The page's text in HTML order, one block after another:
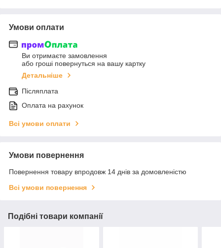
Умови оплати
Ви отримаєте замовлення
або гроші повернуться на вашу картку
Детальніше
Післяплата
Оплата на рахунок
Всі умови оплати
Умови повернення
Повернення товару впродовж 14 днів за домовленістю
Всі умови повернення
Подібні товари компанії